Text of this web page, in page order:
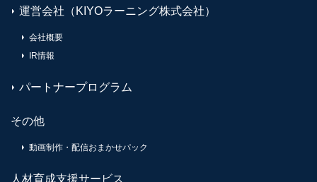
運営会社（KIYOラーニング株式会社）
会社概要
IR情報
パートナープログラム
その他
動画制作・配信おまかせパック
人材育成支援サービス